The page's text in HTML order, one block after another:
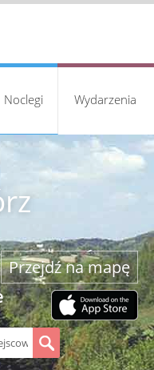
Noclegi Wydarzenia
Przejdź na mapę